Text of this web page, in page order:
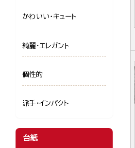
かわいい・キュート
綺麗・エレガント
個性的
派手・インパクト
台紙